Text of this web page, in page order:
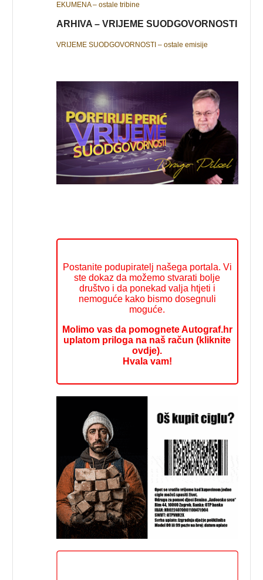
EKUMENA – ostale tribine
ARHIVA – VRIJEME SUODGOVORNOSTI
VRIJEME SUODGOVORNOSTI – ostale emisije
Postanite podupiratelj našega portala. Vi
ste dokaz da možemo stvarati bolje
društvo i da ponekad valja htjeti i
nemoguće kako bismo dosegnuli
moguće.
Molimo vas da pomognete Autograf.hr
uplatom priloga na naš račun (kliknite
ovdje).
Hvala vam!